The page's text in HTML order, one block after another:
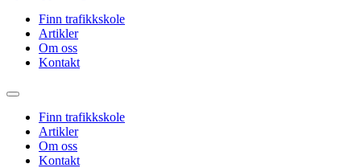
Finn trafikkskole
Artikler
Om oss
Kontakt
Finn trafikkskole
Artikler
Om oss
Kontakt